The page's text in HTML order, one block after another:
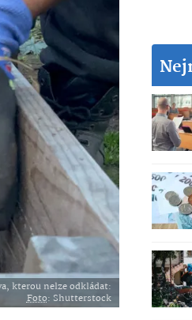
kterou nelze odkládat:
Foto: Shutterstock